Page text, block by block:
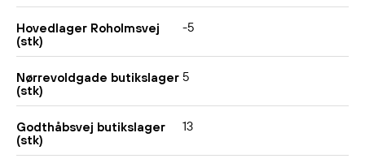
Hovedlager Roholmsvej
(stk)
-5
Nørrevoldgade butikslager
(stk)
5
Godthåbsvej butikslager
(stk)
13